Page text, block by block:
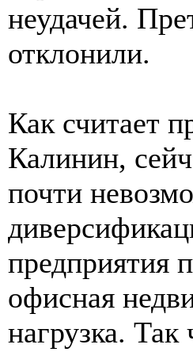
неудачей.
отклонили.
Как считает
Калинин,
почти
предприятия
офисная
нагрузка.